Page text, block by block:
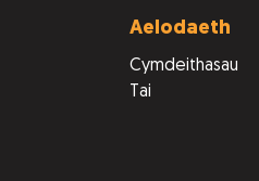
Aelodaeth
Cymdeithasau
Tai